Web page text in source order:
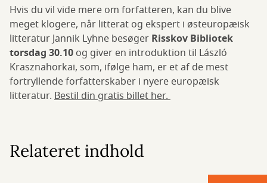
Hvis du vil vide mere om forfatteren, kan du blive
meget klogere, når litterat og ekspert i østeuropæisk
litteratur Jannik Lyhne besøger Risskov Bibliotek
torsdag 30.10 og giver en introduktion til László
Krasznahorkai, som, ifølge ham, er et af de mest
fortryllende forfatterskaber i nyere europæisk
litteratur. Bestil din gratis billet her.
Relateret indhold